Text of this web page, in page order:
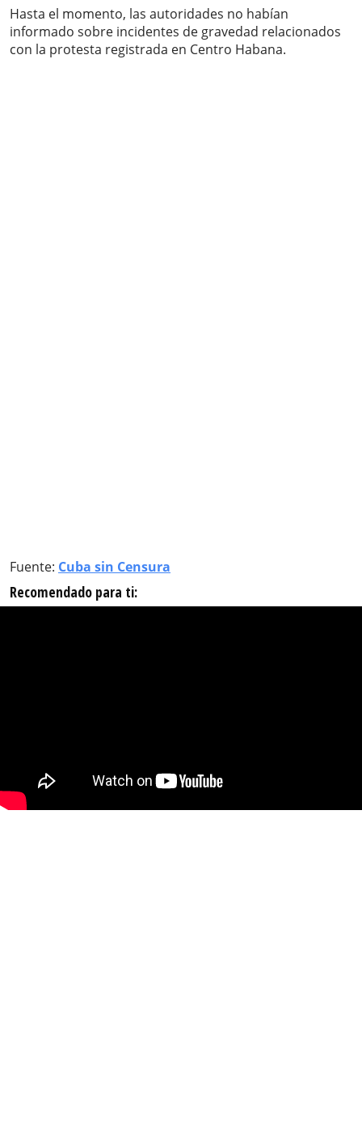
Hasta el momento, las autoridades no habían
informado sobre incidentes de gravedad relacionados
con la protesta registrada en Centro Habana.
Fuente: Cuba sin Censura
Recomendado para ti: